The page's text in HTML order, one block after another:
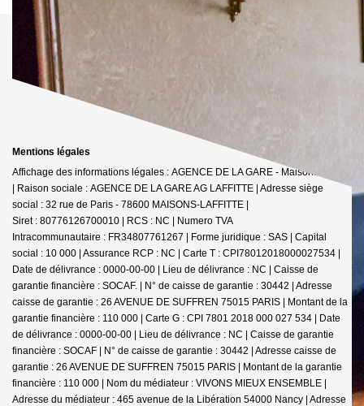
Mentions légales
Affichage des informations légales : AGENCE DE LA GARE - Maisons-Laffitte
| Raison sociale : AGENCE DE LA GARE AG LAFFITTE | Adresse siège
social : 32 rue de Paris - 78600 MAISONS-LAFFITTE |
Siret : 80776126700010 | RCS : NC | Numero TVA
Intracommunautaire : FR34807761267 | Forme juridique : SAS | Capital
social : 10 000 | Assurance RCP : NC | Carte T : CPI78012018000027534 |
Date de délivrance : 0000-00-00 | Lieu de délivrance : NC | Caisse de
garantie financière : SOCAF. | N° de caisse de garantie : 30442 | Adresse
caisse de garantie : 26 AVENUE DE SUFFREN 75015 PARIS | Montant de la
garantie financière : 110 000 | Carte G : CPI 7801 2018 000 027 534 | Date
de délivrance : 0000-00-00 | Lieu de délivrance : NC | Caisse de garantie
financière : SOCAF | N° de caisse de garantie : 30442 | Adresse caisse de
garantie : 26 AVENUE DE SUFFREN 75015 PARIS | Montant de la garantie
financière : 110 000 | Nom du médiateur : VIVONS MIEUX ENSEMBLE |
Adresse du médiateur : 465 avenue de la Libération 54000 Nancy | Adresse